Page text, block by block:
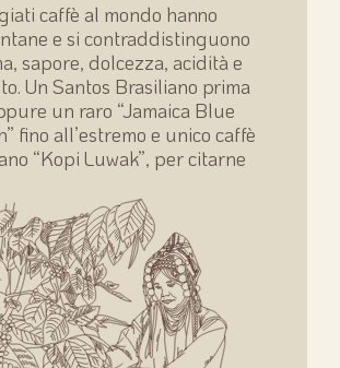
caffè al mondo hanno
e si contraddistinguono
sapore, dolcezza, acidità e
Un Santos Brasiliano prima
un raro “Jamaica Blue
fino all’estremo e unico caffè
“Kopi Luwak”, per citarne